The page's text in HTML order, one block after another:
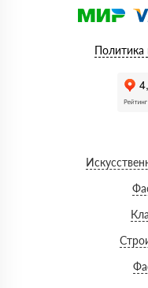
Политика